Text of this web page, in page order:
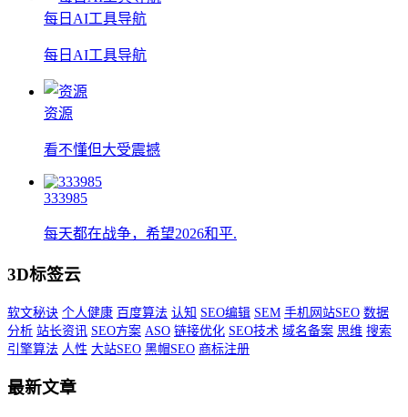
每日AI工具导航
每日AI工具导航
资源
看不懂但大受震撼
333985
每天都在战争，希望2026和平.
3D标签云
软文秘诀 个人健康 百度算法 认知 SEO编辑 SEM 手机网站SEO 数据
分析 站长资讯 SEO方案 ASO 链接优化 SEO技术 域名备案 思维 搜索
引擎算法 人性 大站SEO 黑帽SEO 商标注册
最新文章